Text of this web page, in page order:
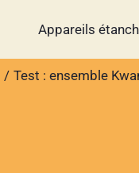
Appareils
Test : ensemble